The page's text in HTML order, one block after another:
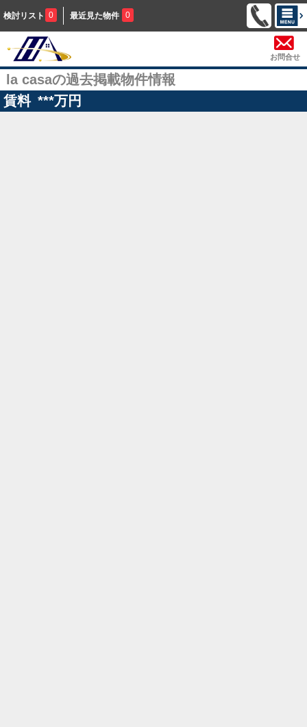
検討リスト 0 最近見た物件 0
お問合せ
la casaの過去掲載物件情報
賃料 ***万円